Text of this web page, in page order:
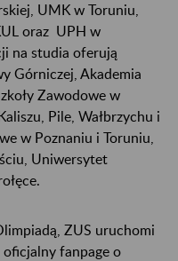
UMK w Toruniu,
oraz UPH w
na studia oferują
Górniczej, Akademia
Zawodowe w
Pile, Wałbrzychu i
w Poznaniu i Toruniu,
Uniwersytet
ZUS uruchomi
oficjalny fanpage o